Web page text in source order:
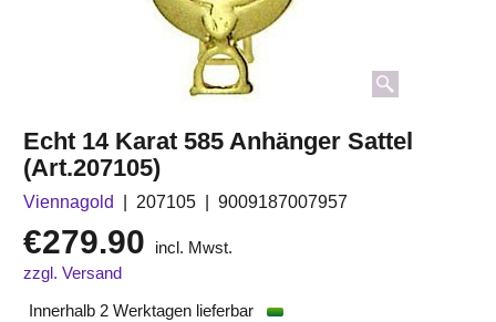
Echt 14 Karat 585 Anhänger Sattel
(Art.207105)
Viennagold 207105 9009187007957
€279.90
incl. Mwst.
zzgl. Versand
Innerhalb 2 Werktagen lieferbar